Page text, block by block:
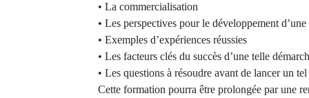
• La commercialisation
• Les perspectives pour le développement
• Exemples d’expériences réussies
• Les facteurs clés du succès d’une telle
• Les questions à résoudre avant de lancer un
Cette formation pourra être prolongée par une